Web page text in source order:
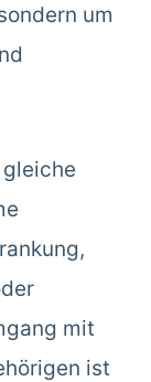
um
mit
ist